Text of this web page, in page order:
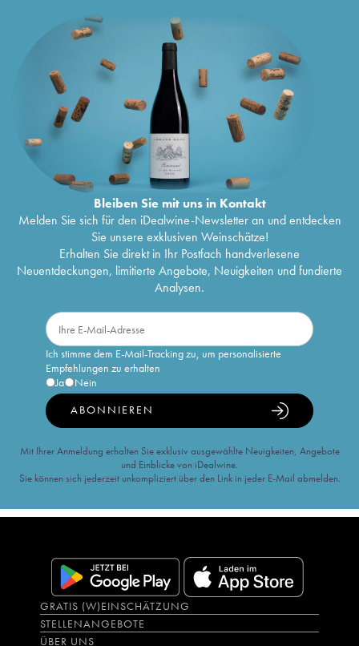
Bleiben Sie mit uns in Kontakt
Melden Sie sich für den iDealwine-Newsletter an und entdecken
Sie unsere exklusiven Weinschätze!
Erhalten Sie direkt in Ihr Postfach handverlesene
Neuentdeckungen, limitierte Angebote, Neuigkeiten und fundierte
Analysen.
Ich stimme dem E-Mail-Tracking zu, um personalisierte
Empfehlungen zu erhalten
Ja
Nein
ABONNIEREN
Mit Ihrer Anmeldung erhalten Sie exklusiv ausgewählte Neuigkeiten, Angebote
und Einblicke von iDealwine.
Sie können sich jederzeit unkompliziert über den Link in jeder E-Mail abmelden.
GRATIS (W)EINSCHÄTZUNG
STELLENANGEBOTE
ÜBER UNS